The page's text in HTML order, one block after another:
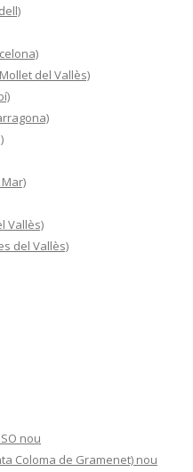
del Vallès)
Vallès)
del Vallès)
nou
Coloma de Gramenet) nou